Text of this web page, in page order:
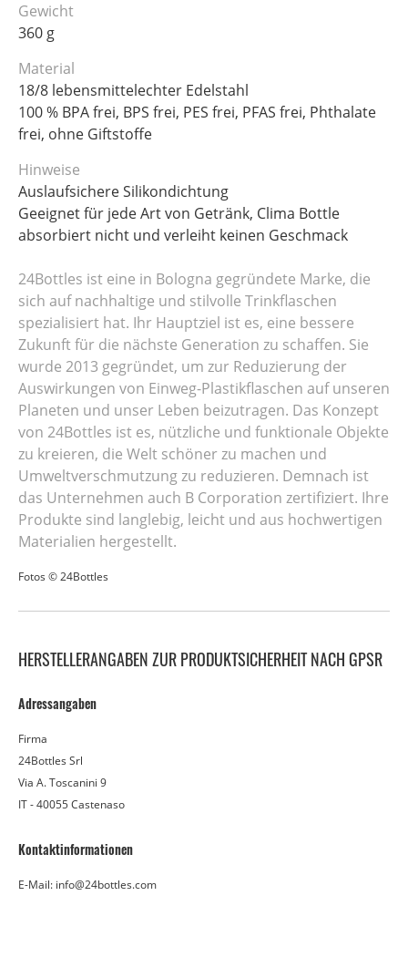
Gewicht
360 g
Material
18/8 lebensmittelechter Edelstahl
100 % BPA frei, BPS frei, PES frei, PFAS frei, Phthalate
frei, ohne Giftstoffe
Hinweise
Auslaufsichere Silikondichtung
Geeignet für jede Art von Getränk, Clima Bottle
absorbiert nicht und verleiht keinen Geschmack
24Bottles ist eine in Bologna gegründete Marke, die
sich auf nachhaltige und stilvolle Trinkflaschen
spezialisiert hat. Ihr Hauptziel ist es, eine bessere
Zukunft für die nächste Generation zu schaffen. Sie
wurde 2013 gegründet, um zur Reduzierung der
Auswirkungen von Einweg-Plastikflaschen auf unseren
Planeten und unser Leben beizutragen. Das Konzept
von 24Bottles ist es, nützliche und funktionale Objekte
zu kreieren, die Welt schöner zu machen und
Umweltverschmutzung zu reduzieren. Demnach ist
das Unternehmen auch B Corporation zertifiziert. Ihre
Produkte sind langlebig, leicht und aus hochwertigen
Materialien hergestellt.
Fotos © 24Bottles
HERSTELLERANGABEN ZUR PRODUKTSICHERHEIT NACH GPSR
Adressangaben
Firma
24Bottles Srl
Via A. Toscanini 9
IT - 40055 Castenaso
Kontaktinformationen
E-Mail: info@24bottles.com